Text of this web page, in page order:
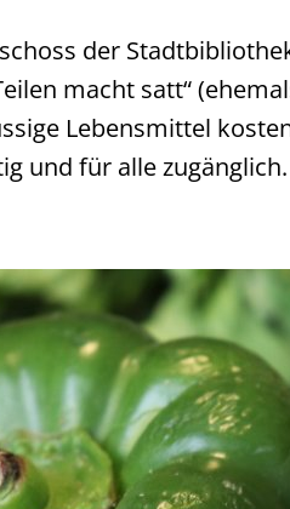
der
macht satt“
Lebensmittel
und für alle zugänglich.